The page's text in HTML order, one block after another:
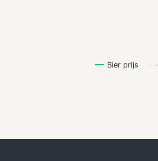
Bier prijs